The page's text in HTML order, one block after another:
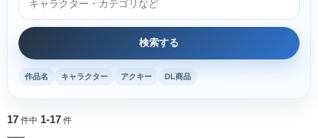
作品名 キャラクター アクキー DL商品
17 件中 1-17 件